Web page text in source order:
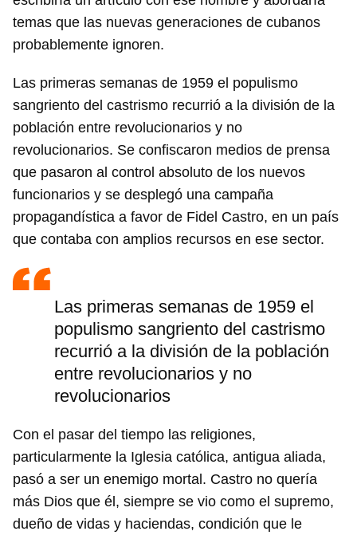
temas que las nuevas generaciones de cubanos
probablemente ignoren.
Las primeras semanas de 1959 el populismo
sangriento del castrismo recurrió a la división de la
población entre revolucionarios y no
revolucionarios. Se confiscaron medios de prensa
que pasaron al control absoluto de los nuevos
funcionarios y se desplegó una campaña
propagandística a favor de Fidel Castro, en un país
que contaba con amplios recursos en ese sector.
Las primeras semanas de 1959 el
populismo sangriento del castrismo
recurrió a la división de la población
entre revolucionarios y no
revolucionarios
Con el pasar del tiempo las religiones,
particularmente la Iglesia católica, antigua aliada,
pasó a ser un enemigo mortal. Castro no quería
más Dios que él, siempre se vio como el supremo,
dueño de vidas y haciendas, condición que le